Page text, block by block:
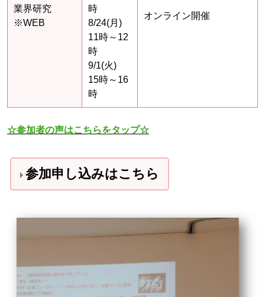
業界研究
※WEB
時
8/24(月)
11時～12
時
9/1(火)
15時～16
時
オンライン開催
☆参加者の声はこちらをタップ☆
参加申し込みはこちら